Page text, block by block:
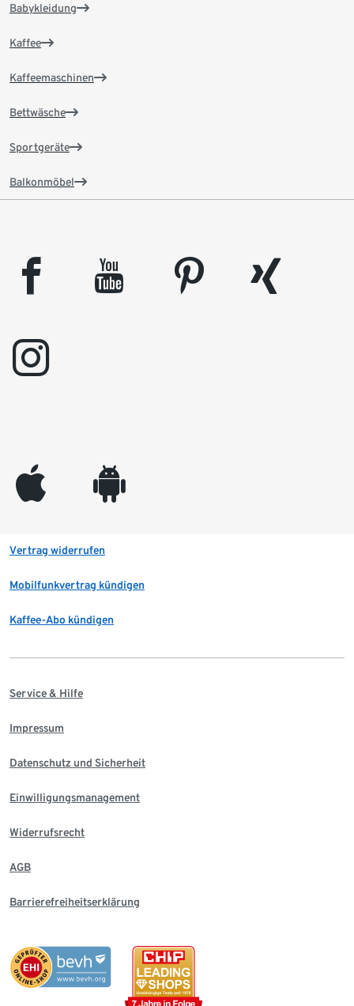
Babykleidung
Kaffee
Kaffeemaschinen
Bettwäsche
Sportgeräte
Balkonmöbel
facebook youtube pinterest
xing
instagram
appleinc android
Vertrag widerrufen
Mobilfunkvertrag kündigen
Kaffee-Abo kündigen
Service & Hilfe
Impressum
Datenschutz und Sicherheit
Einwilligungsmanagement
Widerrufsrecht
AGB
Barrierefreiheitserklärung